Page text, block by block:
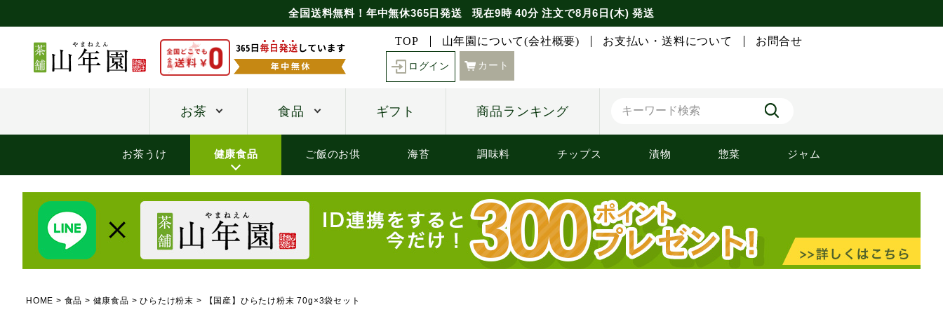
全国送料無料！年中無休365日発送 現在9時 40分注文で8月6日(木) 発送
TOP 山年園について(会社概要) お支払い・送料について お問合せ
ログイン カート
お茶 食品 ギフト 商品ランキング
お茶うけ 健康食品 ご飯のお供 海苔 調味料 チップス 漬物 惣菜 ジャム
HOME 食品 健康食品 ひらたけ粉末 【国産】ひらたけ粉末 70g×3袋セット